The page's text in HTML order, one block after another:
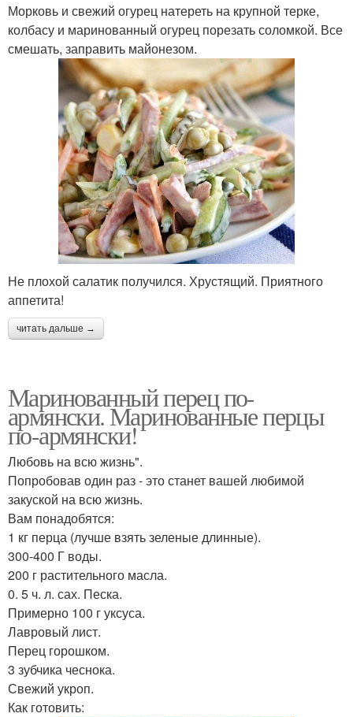
Морковь и свежий огурец натереть на крупной терке,
колбасу и маринованный огурец порезать соломкой. Все
смешать, заправить майонезом.
Не плохой салатик получился. Хрустящий. Приятного
аппетита!
читать дальше →
Маринованный перец по-
армянски. Маринованные перцы
по-армянски!
Любовь на всю жизнь".
Попробовав один раз - это станет вашей любимой
закуской на всю жизнь.
Вам понадобятся:
1 кг перца (лучше взять зеленые длинные).
300-400 Г воды.
200 г растительного масла.
0. 5 ч. л. сах. Песка.
Примерно 100 г уксуса.
Лавровый лист.
Перец горошком.
3 зубчика чеснока.
Свежий укроп.
Как готовить: